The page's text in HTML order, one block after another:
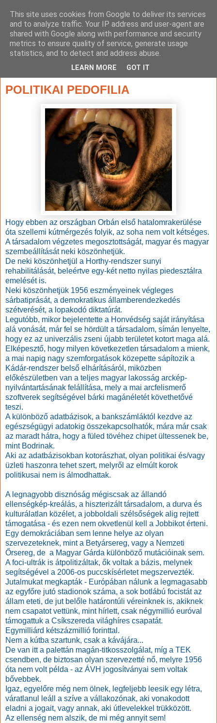
POLITIKAI PEDOFILIA
Hogy ebben az országban Orbán első hatalomrakerülése
óta szellemi kútmérgezés folyik, az soha nem volt kétséges.
A társadalom végzetes megosztottságát, magyar és magyar
szembeállítását neki köszönhetjük.
De neki köszönhetjül a Horthy-rendszer sunyi
rehabilitálását, beleértve egy-két netto nyilas piedesztálra
emelését is.
Neki köszönhetjük 1956 eszményeinek végleges
sárbatiprását, a demokratikus államberendezkedés
szétverését, a lopakodó diktatúrát.
Legutóbb, mikor bejelentette a Honvédség saját irányítása
alá vonását, már fel se hördült a társadalom, símán lenyelte,
hogy ez az univerzális zseni újabb területet kotort maga alá.
Elképesztő, hogy milyen következetlen társadalom a mienk,
a mai napig nagy szemforgatások közepette sápítozik a
Kádár-rendszer belső elhárításáról, miközben
előkészületben van a teljes magyar lakosság arckép-
nyilvántartásának felállítása, mely a mai arcfelismerő
szoftverek segítségével bárki magánéletét követhetővé
teszi.
A különböző adatbázisok, a bankszámláktól kezdve az
egészségügyi adatokig összekapcsolhatók, mára már csak
az maradt hátra, hogy a füled tövéhez chipet ültessenek be,
mint Bodrinak.
Aki az adatbázisokban kotorászhat, olyan politikai és/vagy
üzleti haszonra tehet szert, melyről az elmúlt korok
politikusai nem is álmodhattak.
A legnagyobb disznóság mégiscsak az állandó
ellenségkép-kreálás, a hiszterizált társadalom, a durva és
kulturálatlan közélet, a jobboldali szélsőségek alig rejtett
támogatása - és ezen nem okvetlenül kell a Jobbikot érteni.
Egy demokráciában sem lenne helye az olyan
szervezeteknek, mint a Betyársereg, vagy a Nemzeti
Őrsereg, de a Magyar Gárda különböző mutációinak sem.
A foci-ultrák is átpolitizáltak, ők voltak a bázis, melynek
segítségével a 2006-os puccskísérletet megszervezték.
Jutalmukat megkapták - Európában nálunk a legmagasabb
az egyfőre jutó stadionok száma, a sok botlábú focistát az
állam eteti, de jut belőle határontúli véreinknek is, akiknek
nem csapatot vettünk, mint hírlett, csak négymillió euróval
támogattuk a Csíkszereda világhíres csapatát.
Egymilliárd kétszázmillió forinttal.
Nem a kútba szartunk, csak a kávájára...
De van itt a palettán magán-titkosszolgálat, míg a TEK
csendben, de biztosan olyan szervezetté nő, melyre 1956
óta nem volt példa - az ÁVH jogosítványai sem voltak
bővebbek.
Igaz, egyelőre még nem ölnek, legfeljebb leesik egy létra,
váratlanul leáll a szíve a vállakozónak, aki vonakodott
eladni a jogait, vagy annak, aki útlevelekkel trükközött.
Az ellenség nem alszik, de mi még annyit sem!
This site uses cookies from Google to deliver its services
and to analyze traffic. Your IP address and user-agent are
shared with Google along with performance and security
metrics to ensure quality of service, generate usage
statistics, and to detect and address abuse.
LEARN MORE GOT IT